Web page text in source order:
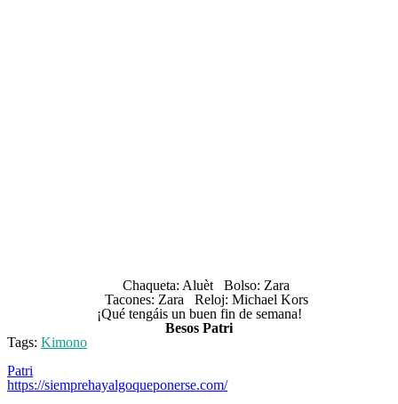
Chaqueta: Aluèt Bolso: Zara
Tacones: Zara Reloj: Michael Kors
¡Qué tengáis un buen fin de semana!
Besos Patri
Tags: Kimono
Patri
https://siemprehayalgoqueponerse.com/